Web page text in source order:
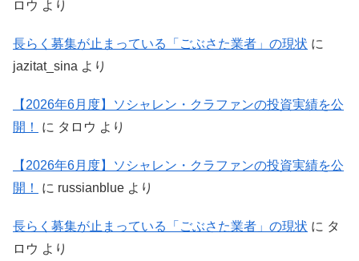
ロウ より
長らく募集が止まっている「ごぶさた業者」の現状 に
jazitat_sina より
【2026年6月度】ソシャレン・クラファンの投資実績を公
開！
に タロウ より
【2026年6月度】ソシャレン・クラファンの投資実績を公
開！
に russianblue より
長らく募集が止まっている「ごぶさた業者」の現状 に タ
ロウ より